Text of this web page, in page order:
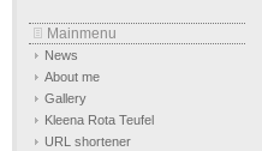
Mainmenu
News
About me
Gallery
Kleena Rota Teufel
URL shortener